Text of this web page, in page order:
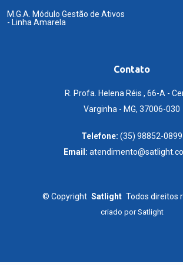
M.G.A. Módulo Gestão de Ativos
- Linha Amarela
Contato
R. Profa. Helena Réis , 66-A -
Varginha - MG, 37006-030
Telefone: (35) 98852-0899
Email:
© Copyright Satlight Todos direitos
criado porSatlight